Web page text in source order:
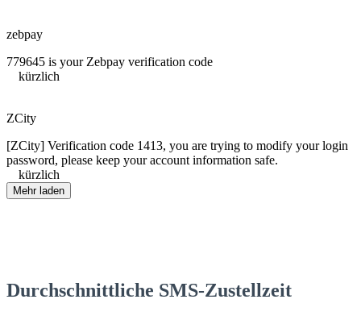
zebpay
779645 is your Zebpay verification code
kürzlich
ZCity
[ZCity] Verification code 1413, you are trying to modify your login
password, please keep your account information safe.
kürzlich
Mehr laden
Durchschnittliche SMS-Zustellzeit